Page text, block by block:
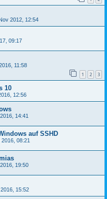
2012, 12:54
09:17
11:58
1 2 3
10
12:56
14:41
auf SSHD
08:21
19:50
15:52